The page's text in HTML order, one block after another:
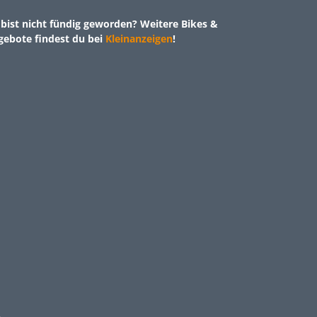
nicht fündig geworden? Weitere Bikes &
findest du bei Kleinanzeigen!